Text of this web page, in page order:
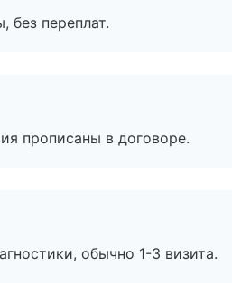
без переплат.
прописаны в договоре.
обычно 1-3 визита.